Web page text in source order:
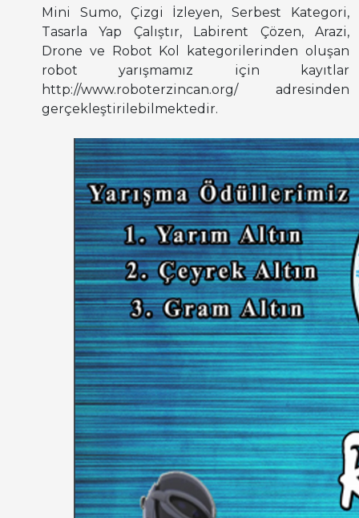
Mini Sumo, Çizgi İzleyen, Serbest Kategori,
Tasarla Yap Çalıştır, Labirent Çözen, Arazi,
Drone ve Robot Kol kategorilerinden oluşan
robot yarışmamız için kayıtlar
http://www.roboterzincan.org/ adresinden
gerçekleştirilebilmektedir.